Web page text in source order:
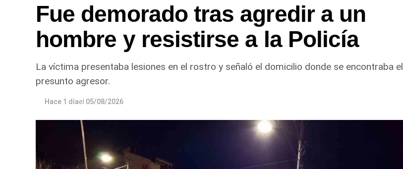
delitos de daños y desobediencia judicial, mientras avanzan las actuaciones y la
verificación de la medida de restricción de acercamiento señalada por la víctima.
Fue demorado tras agredir a un
hombre y resistirse a la Policía
La víctima presentaba lesiones en el rostro y señaló el domicilio donde se encontraba el
presunto agresor.
Hace 1 díael 05/08/2026